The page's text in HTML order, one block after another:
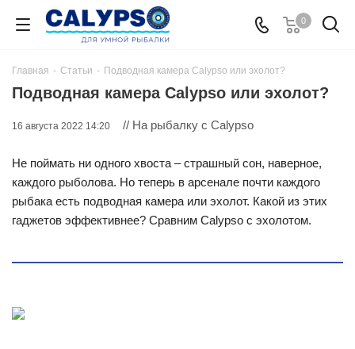
0
Главная - Статьи - Подводная камера Calypso или эхолот?
Подводная камера Calypso или эхолот?
16 августа 2022 14:20 // На рыбалку с Calypso
Не поймать ни одного хвоста – страшный сон, наверное,
каждого рыболова. Но теперь в арсенале почти каждого
рыбака есть подводная камера или эхолот. Какой из этих
гаджетов эффективнее? Сравним Calypso с эхолотом.